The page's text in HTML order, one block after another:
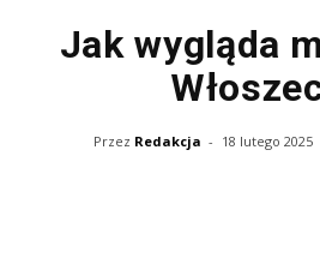
Jak wygląda
Przez Redakcja - 18 lutego 2025